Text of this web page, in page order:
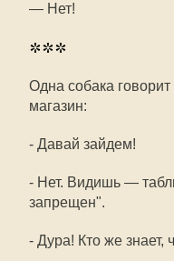
— Нет!
***
Одна собака
магазин:
- Давай зайдем!
- Нет. Видишь —
запрещен".
- Дура! Кто же знает,